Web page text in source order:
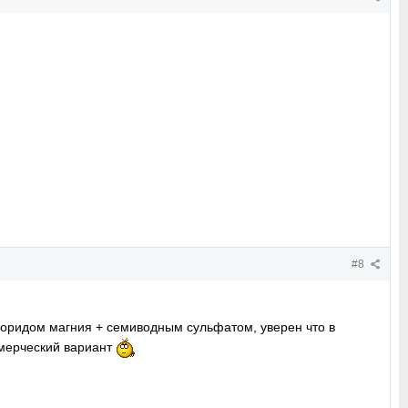
#8
магния + семиводным сульфатом, уверен что в
вариант